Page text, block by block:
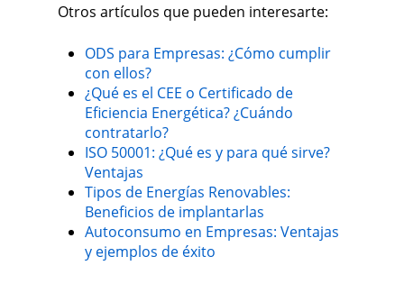
Otros artículos que pueden interesarte:
ODS para Empresas: ¿Cómo cumplir
con ellos?
¿Qué es el CEE o Certificado de
Eficiencia Energética? ¿Cuándo
contratarlo?
ISO 50001: ¿Qué es y para qué sirve?
Ventajas
Tipos de Energías Renovables:
Beneficios de implantarlas
Autoconsumo en Empresas: Ventajas
y ejemplos de éxito